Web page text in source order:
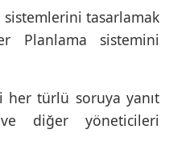
sistemlerini tasarlamak
Planlama sistemini
her türlü soruya yanıt
diğer yöneticileri